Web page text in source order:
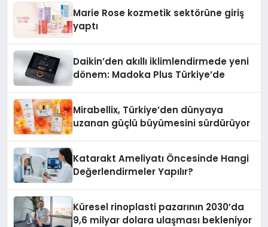
Marie Rose kozmetik sektörüne giriş
yaptı
Daikin’den akıllı iklimlendirmede yeni
dönem: Madoka Plus Türkiye’de
Mirabellix, Türkiye’den dünyaya
uzanan güçlü büyümesini sürdürüyor
Katarakt Ameliyatı Öncesinde Hangi
Değerlendirmeler Yapılır?
Küresel rinoplasti pazarının 2030’da
9,6 milyar dolara ulaşması bekleniyor